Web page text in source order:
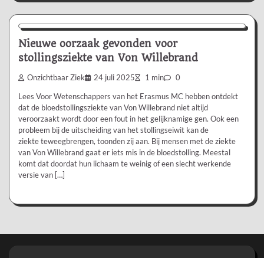
Nieuws/Informatie Ziekte/Aandoening
Nieuwe oorzaak gevonden voor
stollingsziekte van Von Willebrand
Onzichtbaar Ziek 24 juli 2025 1 min 0
Lees Voor Wetenschappers van het Erasmus MC hebben ontdekt
dat de bloedstollingsziekte van Von Willebrand niet altijd
veroorzaakt wordt door een fout in het gelijknamige gen. Ook een
probleem bij de uitscheiding van het stollingseiwit kan de
ziekte teweegbrengen, toonden zij aan. Bij mensen met de ziekte
van Von Willebrand gaat er iets mis in de bloedstolling. Meestal
komt dat doordat hun lichaam te weinig of een slecht werkende
versie van […]